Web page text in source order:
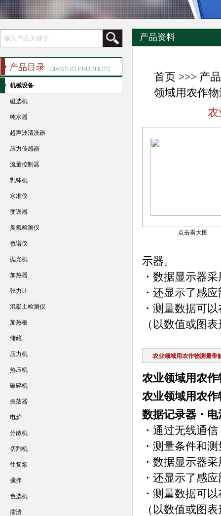
产品资料
首页 >>> 产
领域用农作
农
点击看大图
示器。
・数据显示器
・还显示了感
・测量数据可
（以数值或图
农业领域用农作物测量带
农业领域用农
农业领域用农
数据记录器・
・通过无线通
・测量条件和
・数据显示器
・还显示了感
・测量数据可
（以数值或图
产品目录
机械设备
磁选机
纯水器
超声波清洗器
压力传感器
流量控制器
乳钵机
水准仪
变送器
臭氧检测仪
色谱仪
抛光机
加热器
张力计
混凝土检测仪
加热板
储藏
压力机
热压机
破碎机
振荡器
电炉
分散机
切割机
往复泵
搅拌
色选机
擂溃